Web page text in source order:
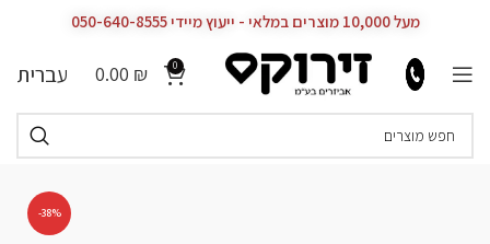
מעל 10,000 מוצרים במלאי - ייעוץ מיידי 050-640-8555
0
0.00 ₪ עברית
-38%